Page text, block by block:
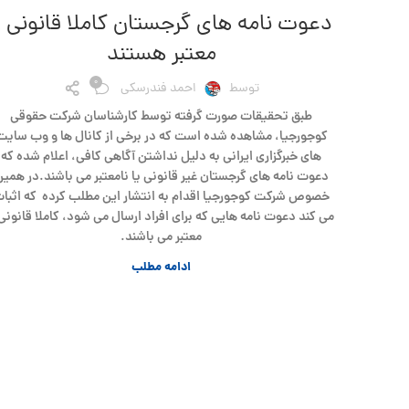
دعوت نامه های گرجستان کاملا قانونی
معتبر هستند
توسط احمد فندرسکی 0
طبق تحقیقات صورت گرفته توسط کارشناسان شرکت حقوقی
کوجورجیا، مشاهده شده است که در برخی از کانال ها و وب
های خبرگزاری ایرانی به دلیل نداشتن آگاهی کافی، اعلام شده که
دعوت نامه های گرجستان غیر قانونی یا نامعتبر می باشند.در
خصوص شرکت کوجورجیا اقدام به انتشار این مطلب کرده که
می کند دعوت نامه هایی که برای افراد ارسال می شود، کاملا
معتبر می باشند.
ادامه مطلب